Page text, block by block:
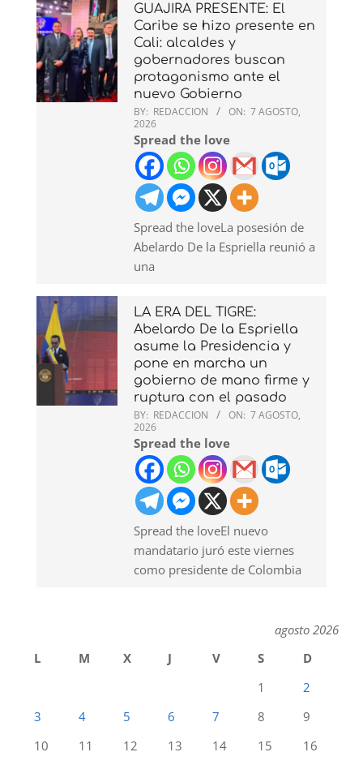
GUAJIRA PRESENTE: El
Caribe se hizo presente en
Cali: alcaldes y
gobernadores buscan
protagonismo ante el
nuevo Gobierno
BY: REDACCION ON: 7 AGOSTO,
2026
Spread the love
Spread the loveLa posesión de
Abelardo De la Espriella reunió a
una
LA ERA DEL TIGRE:
Abelardo De la Espriella
asume la Presidencia y
pone en marcha un
gobierno de mano firme y
ruptura con el pasado
BY: REDACCION ON: 7 AGOSTO,
2026
Spread the love
Spread the loveEl nuevo
mandatario juró este viernes
como presidente de Colombia
agosto 2026
L
M X J V S
D
1
2
3
4 5 6 7 8
9
10
11 12 13 14 15
16